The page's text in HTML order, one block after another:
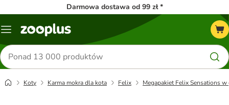
Darmowa dostawa od 99 zł *
Menu
Szukaj
produktów
Koty Karma mokra dla kota Felix Megapakiet Felix Sensations